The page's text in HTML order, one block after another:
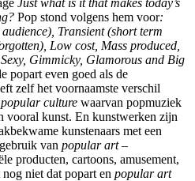
Pop stond volgens hem voor:
Transient (short term
Low cost, Mass produced,
Gimmicky, Glamorous and Big
popart even goed als de
zelf het voornaamste verschil
popular culture waarvan popmuziek
vooral kunst. En kunstwerken zijn
kunstenaars met een
van popular art–
producten, cartoons, amusement,
niet dat popart en popular art